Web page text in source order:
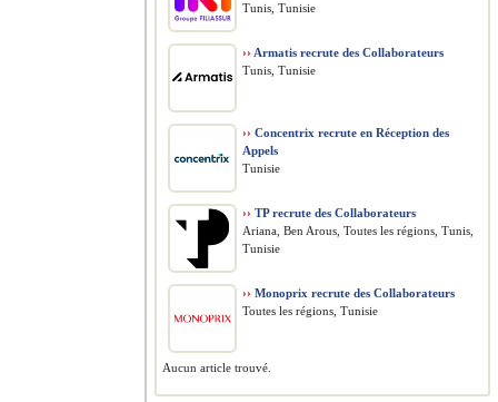
Tunis, Tunisie
›› Armatis recrute des Collaborateurs
Tunis, Tunisie
›› Concentrix recrute en Réception des
Appels
Tunisie
›› TP recrute des Collaborateurs
Ariana, Ben Arous, Toutes les régions, Tunis,
Tunisie
›› Monoprix recrute des Collaborateurs
Toutes les régions, Tunisie
Aucun article trouvé.